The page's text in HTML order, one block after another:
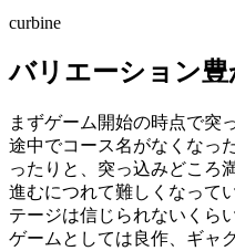
curbine
バリエーション
まずゲーム開始の時点で突
途中でコース名がなくなっ
ったりと、突っ込みどころ
進むにつれて難しくなって
テージは信じられないくら
ゲームとしては良作、ギャ